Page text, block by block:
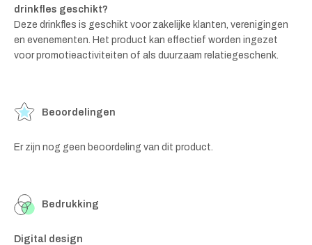
drinkfles geschikt?
Deze drinkfles is geschikt voor zakelijke klanten, verenigingen
en evenementen. Het product kan effectief worden ingezet
voor promotieactiviteiten of als duurzaam relatiegeschenk.
Beoordelingen
Er zijn nog geen beoordeling van dit product.
Bedrukking
Digital design